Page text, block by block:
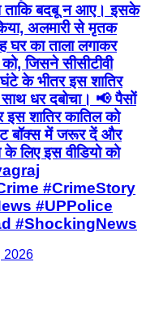
ताकि बदबू न आए। इसके
अलमारी से मृतक
का ताला लगाकर
जिसने सीसीटीवी
के भीतर इस शातिर
धर दबोचा। 📢 पैसों
शातिर कातिल को
बॉक्स में जरूर दें और
के लिए इस वीडियो को
#CrimeStory
#UPPolice
#ShockingNews
2026